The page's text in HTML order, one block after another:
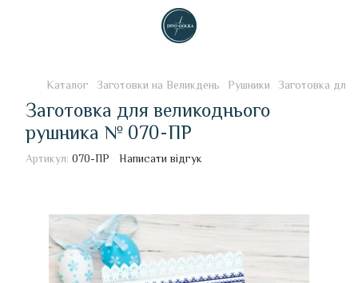
Каталог Заготовки на Великдень Рушники Заготовка
Заготовка для великоднього
рушника № 070-ПР
Артикул: 070-ПР Написати відгук